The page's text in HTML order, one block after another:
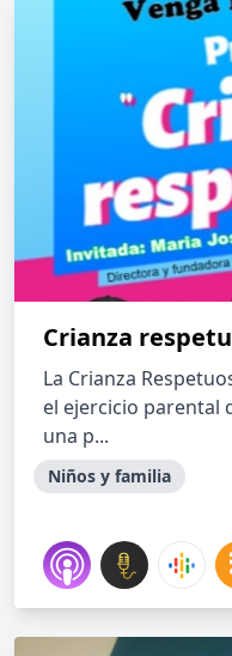
Crianza
La Crianza
el ejercicio parental
una p...
Niños y familia